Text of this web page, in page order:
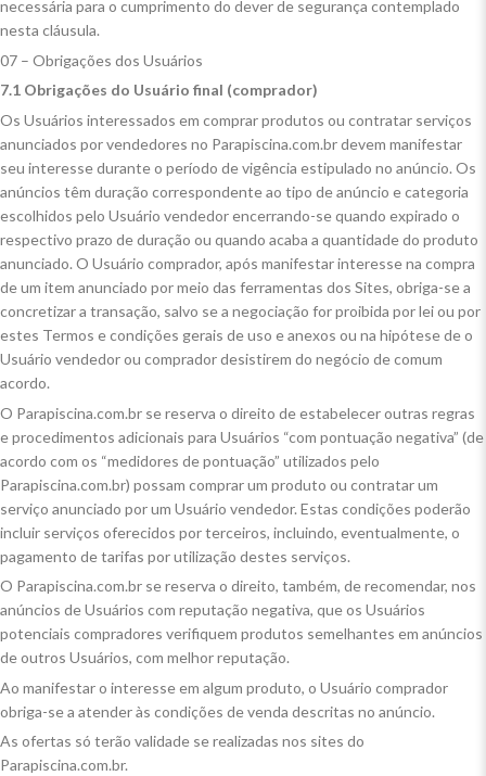
necessária para o cumprimento do dever de segurança contemplado
nesta cláusula.
07 – Obrigações dos Usuários
7.1 Obrigações do Usuário final (comprador)
Os Usuários interessados em comprar produtos ou contratar serviços
anunciados por vendedores no Parapiscina.com.br devem manifestar
seu interesse durante o período de vigência estipulado no anúncio. Os
anúncios têm duração correspondente ao tipo de anúncio e categoria
escolhidos pelo Usuário vendedor encerrando-se quando expirado o
respectivo prazo de duração ou quando acaba a quantidade do produto
anunciado. O Usuário comprador, após manifestar interesse na compra
de um item anunciado por meio das ferramentas dos Sites, obriga-se a
concretizar a transação, salvo se a negociação for proibida por lei ou por
estes Termos e condições gerais de uso e anexos ou na hipótese de o
Usuário vendedor ou comprador desistirem do negócio de comum
acordo.
O Parapiscina.com.br se reserva o direito de estabelecer outras regras
e procedimentos adicionais para Usuários “com pontuação negativa” (de
acordo com os “medidores de pontuação” utilizados pelo
Parapiscina.com.br) possam comprar um produto ou contratar um
serviço anunciado por um Usuário vendedor. Estas condições poderão
incluir serviços oferecidos por terceiros, incluindo, eventualmente, o
pagamento de tarifas por utilização destes serviços.
O Parapiscina.com.br se reserva o direito, também, de recomendar, nos
anúncios de Usuários com reputação negativa, que os Usuários
potenciais compradores verifiquem produtos semelhantes em anúncios
de outros Usuários, com melhor reputação.
Ao manifestar o interesse em algum produto, o Usuário comprador
obriga-se a atender às condições de venda descritas no anúncio.
As ofertas só terão validade se realizadas nos sites do
Parapiscina.com.br.